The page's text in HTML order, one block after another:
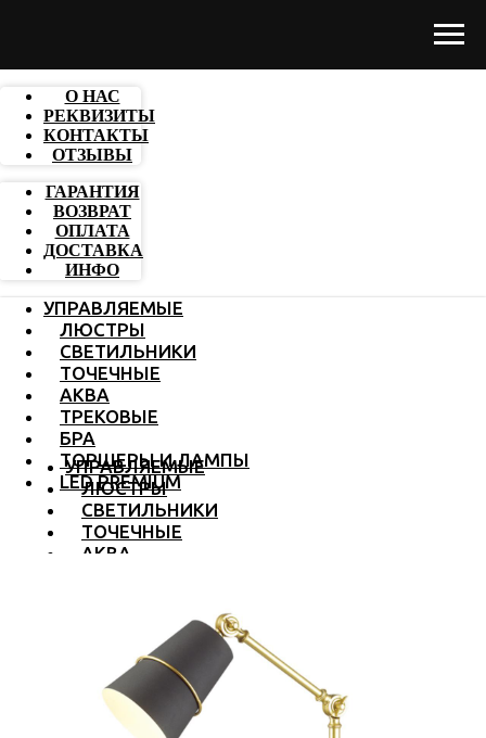
О НАС
РЕКВИЗИТЫ
КОНТАКТЫ
ОТЗЫВЫ
ГАРАНТИЯ
ВОЗВРАТ
ОПЛАТА
ДОСТАВКА
ИНФО
УПРАВЛЯЕМЫЕ
ЛЮСТРЫ
СВЕТИЛЬНИКИ
ТОЧЕЧНЫЕ
АКВА
ТРЕКОВЫЕ
БРА
ТОРШЕРЫ И ЛАМПЫ
LED PREMIUM
УПРАВЛЯЕМЫЕ
ЛЮСТРЫ
СВЕТИЛЬНИКИ
ТОЧЕЧНЫЕ
АКВА
ТОРШЕРЫ И ЛАМПЫ
LED PREMIUM